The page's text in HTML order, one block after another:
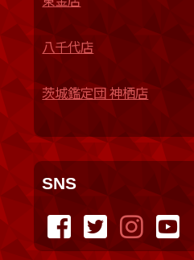
八千代店
茨城鑑定団 神栖店
SNS